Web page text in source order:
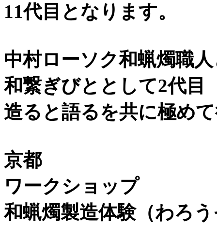
11代目となります。
中村ローソク和蝋燭職
和繋ぎびととして2代目
造ると語るを共に極め
京都
ワークショップ
和蝋燭製造体験（わろ